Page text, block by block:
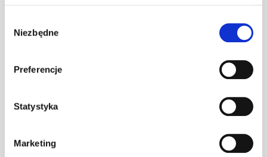
zgody
Niezbędne
Preferencje
Statystyka
Marketing